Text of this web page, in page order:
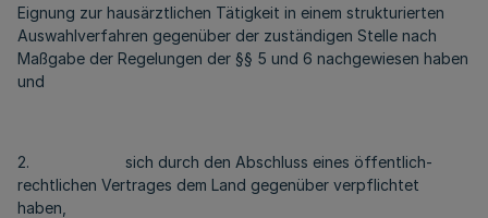
Eignung zur hausärztlichen Tätigkeit in einem strukturierten
Auswahlverfahren gegenüber der zuständigen Stelle nach
Maßgabe der Regelungen der §§ 5 und 6 nachgewiesen haben
und
2. sich durch den Abschluss eines öffentlich-
rechtlichen Vertrages dem Land gegenüber verpflichtet
haben,